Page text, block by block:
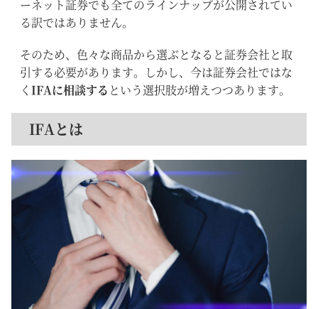
ーネット証券でも全てのラインナップが公開されてい
る訳ではありません。
そのため、色々な商品から選ぶとなると証券会社と取
引する必要があります。しかし、今は証券会社ではな
く IFAに相談する という選択肢が増えつつあります。
IFAとは